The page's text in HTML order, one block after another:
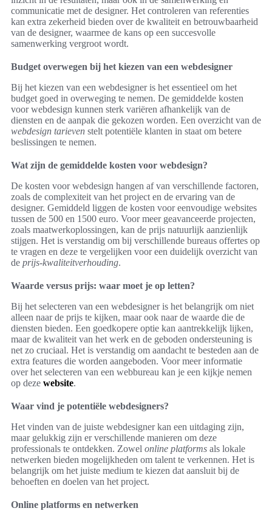
communicatie met de designer. Het controleren van referenties
kan extra zekerheid bieden over de kwaliteit en betrouwbaarheid
van de designer, waarmee de kans op een succesvolle
samenwerking vergroot wordt.
Budget overwegen bij het kiezen van een webdesigner
Bij het kiezen van een webdesigner is het essentieel om het
budget goed in overweging te nemen. De gemiddelde kosten
voor webdesign kunnen sterk variëren afhankelijk van de
diensten en de aanpak die gekozen worden. Een overzicht van de
webdesign tarieven stelt potentiële klanten in staat om betere
beslissingen te nemen.
Wat zijn de gemiddelde kosten voor webdesign?
De kosten voor webdesign hangen af van verschillende factoren,
zoals de complexiteit van het project en de ervaring van de
designer. Gemiddeld liggen de kosten voor eenvoudige websites
tussen de 500 en 1500 euro. Voor meer geavanceerde projecten,
zoals maatwerkoplossingen, kan de prijs natuurlijk aanzienlijk
stijgen. Het is verstandig om bij verschillende bureaus offertes op
te vragen en deze te vergelijken voor een duidelijk overzicht van
de prijs-kwaliteitverhouding.
Waarde versus prijs: waar moet je op letten?
Bij het selecteren van een webdesigner is het belangrijk om niet
alleen naar de prijs te kijken, maar ook naar de waarde die de
diensten bieden. Een goedkopere optie kan aantrekkelijk lijken,
maar de kwaliteit van het werk en de geboden ondersteuning is
net zo cruciaal. Het is verstandig om aandacht te besteden aan de
extra features die worden aangeboden. Voor meer informatie
over het selecteren van een webbureau kan je een kijkje nemen
op deze website.
Waar vind je potentiële webdesigners?
Het vinden van de juiste webdesigner kan een uitdaging zijn,
maar gelukkig zijn er verschillende manieren om deze
professionals te ontdekken. Zowel online platforms als lokale
netwerken bieden mogelijkheden om talent te verkennen. Het is
belangrijk om het juiste medium te kiezen dat aansluit bij de
behoeften en doelen van het project.
Online platforms en netwerken